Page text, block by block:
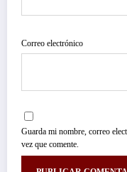
Correo electrónico
Guarda mi nombre, correo
vez que comente.